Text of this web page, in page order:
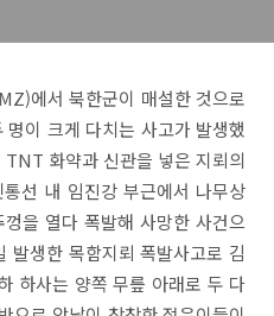
에서 북한군이 매설한 것으로
이 크게 다치는 사고가 발생했
화약과 신관을 넣은 지뢰의
선 내 임진강 부근에서 나무상
을 열다 폭발해 사망한 사건으
발생한 목함지뢰 폭발사고로 김
하사는 양쪽 무릎 아래로 두 다